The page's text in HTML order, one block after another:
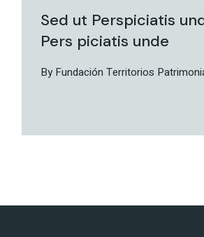
Sed ut Perspiciatis
Pers piciatis unde
By Fundación Territorios